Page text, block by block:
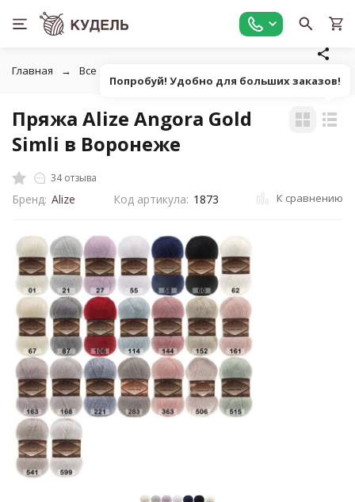
Главная Все для вязания
Пряжа Alize Angora Gold
Simli в Воронеже
34 отзыва
Бренд: Alize Код артикула: 1873 К сравнению
Попробуй! Удобно для больших заказов!